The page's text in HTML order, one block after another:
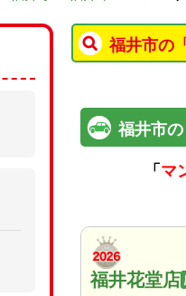
福井市の
福井市
「 マ
福井花堂店